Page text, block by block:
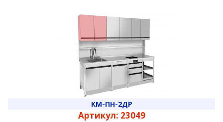
КМ-ПН-2ДР
Артикул: 23049